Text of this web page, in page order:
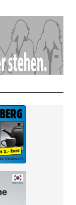
- Anzeige -